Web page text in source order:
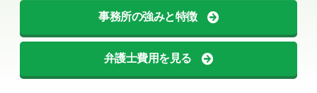
事務所の強みと特徴
弁護士費用を見る